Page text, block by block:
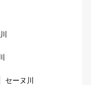
セーヌ川